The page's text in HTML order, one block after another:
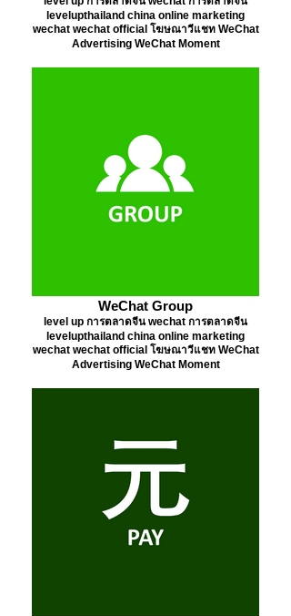
levelupthailand china online marketing
wechat wechat official โฆษณาวีแชท WeChat
Advertising WeChat Moment
WeChat Group
level up การตลาดจีน wechat การตลาดจีน
levelupthailand china online marketing
wechat wechat official โฆษณาวีแชท WeChat
Advertising WeChat Moment